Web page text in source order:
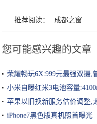
推荐阅读： 成都之窗
您可能感兴趣的文章
荣耀畅玩6X:999元最强双摄,
小米自曝红米3电池容量
苹果以旧换新服务估价调整,
iPhone7黑色版真机照首曝光